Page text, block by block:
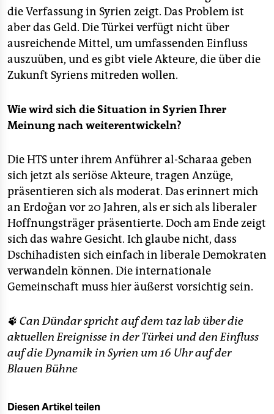
die Verfassung in Syrien zeigt. Das Problem ist
aber das Geld. Die Türkei verfügt nicht über
ausreichende Mittel, um umfassenden Einfluss
auszuüben, und es gibt viele Akteure, die über die
Zukunft Syriens mitreden wollen.
Wie wird sich die Situation in Syrien Ihrer
Meinung nach weiterentwickeln?
Die HTS unter ihrem Anführer al-Scharaa geben
sich jetzt als seriöse Akteure, tragen Anzüge,
präsentieren sich als moderat. Das erinnert mich
an Erdoğan vor 20 Jahren, als er sich als liberaler
Hoffnungsträger präsentierte. Doch am Ende zeigt
sich das wahre Gesicht. Ich glaube nicht, dass
Dschihadisten sich einfach in liberale Demokraten
verwandeln können. Die internationale
Gemeinschaft muss hier äußerst vorsichtig sein.
🐾 Can Dündar spricht auf dem taz lab über die
aktuellen Ereignisse in der Türkei und den Einfluss
auf die Dynamik in Syrien um 16 Uhr auf der
Blauen Bühne
Diesen Artikel teilen